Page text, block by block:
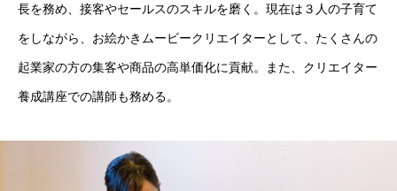
長を務め、接客やセールスのスキルを磨く。現在は３人の子育て
をしながら、お絵かきムービークリエイターとして、たくさんの
起業家の方の集客や商品の高単価化に貢献。また、クリエイター
養成講座での講師も務める。